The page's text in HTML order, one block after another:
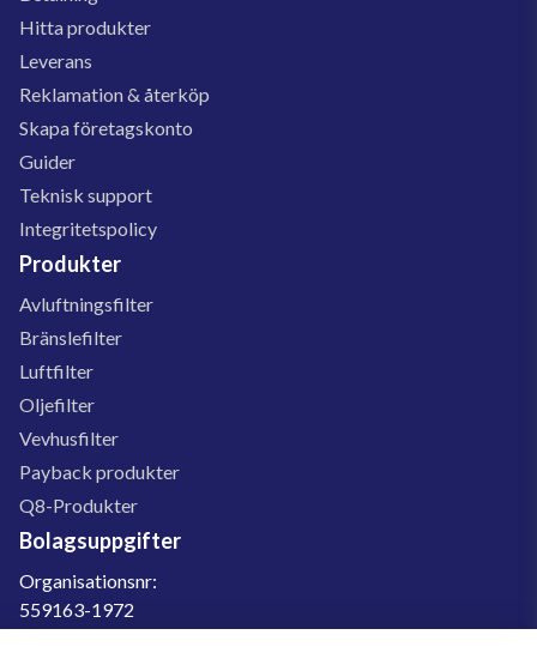
Hitta produkter
Leverans
Reklamation & återköp
Skapa företagskonto
Guider
Teknisk support
Integritetspolicy
Produkter
Avluftningsfilter
Bränslefilter
Luftfilter
Oljefilter
Vevhusfilter
Payback produkter
Q8-Produkter
Bolagsuppgifter
Organisationsnr:
559163-1972